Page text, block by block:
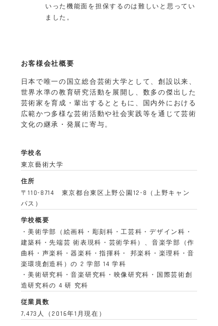
いった機能面を担保するのは難しいと思ってい
ました。
お客様会社概要
日本で唯一の国立総合芸術大学として、創設以来、
世界水準の教育研究活動を展開し、数多の傑出した
芸術家を育成・輩出するとともに、国内外における
広範かつ多様な芸術活動や社会実践等を通じて芸術
文化の継承・発展に寄与。
学校名
東京藝術大学
住所
〒110-8714 東京都台東区上野公園12-8（上野キャン
パス）
学校概要
・美術学部（絵画科・彫刻科・工芸科・デザイン科・
建築科・先端芸 術表現科・芸術学科）、音楽学部（作
曲科・声楽科・器楽科・指揮科・ 邦楽科・楽理科・音
楽環境創造科）の 2 学部 14 学科
・美術研究科・音楽研究科・映像研究科・国際芸術創
造研究科の 4 研 究科
従業員数
7,473人（2016年1月現在）